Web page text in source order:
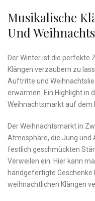
Musikalische
Und
Der Winter ist die perfekte‌
Klängen​ verzaubern zu
Auftritte und
erwärmen.⁢ Ein Highlight in
‌Weihnachtsmarkt auf dem⁢
Der‍ Weihnachtsmarkt in
Atmosphäre, die Jung und‍
festlich geschmückten
Verweilen ein. Hier kann
handgefertigte​ Geschenke
weihnachtlichen Klängen